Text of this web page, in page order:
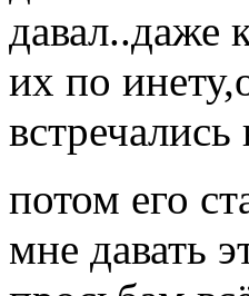
давал..даже
их по
потом его
мне давать